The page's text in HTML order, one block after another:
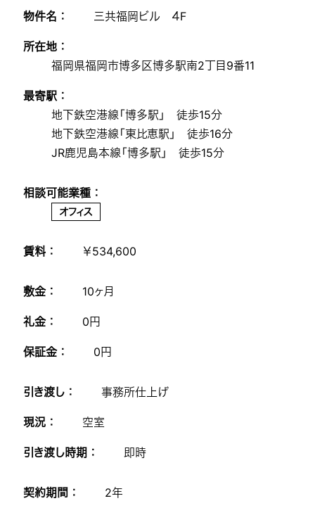
物件名 ： 三共福岡ビル ４F
所在地 ：
福岡県福岡市博多区博多駅南2丁目9番11
最寄駅 ：
地下鉄空港線「博多駅」 徒歩15分
地下鉄空港線「東比恵駅」 徒歩16分
JR鹿児島本線「博多駅」 徒歩15分
相談可能業種 ：
オフィス
賃料 ： ￥534,600
敷金 ： 10ヶ月
礼金 ： 0円
保証金 ： 0円
引き渡し ： 事務所仕上げ
現況 ： 空室
引き渡し時期 ： 即時
契約期間 ： 2年